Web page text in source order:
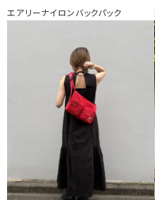
エアリーナイロンバックパック